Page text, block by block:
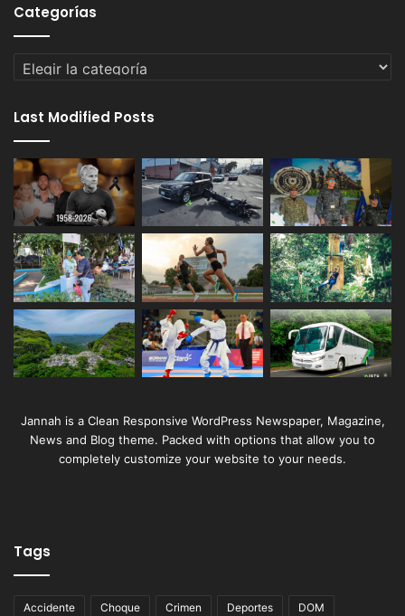
Categorías
Categorías
Last Modified Posts
Jannah is a Clean Responsive WordPress Newspaper, Magazine,
News and Blog theme. Packed with options that allow you to
completely customize your website to your needs.
Tags
Accidente Choque Crimen Deportes DOM